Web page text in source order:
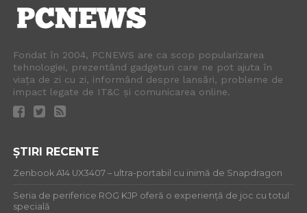
Fondat în 2004, PCNEWS are ca scop popularizarea
tehnologiei, prezentând gadgeturi care ne pot ajuta în
viața de zi cu zi, informând despre lansări, probleme de
impact legate de IT&C și comunicarea online.
ȘTIRI RECENTE
Zenbook A14 UX3407 – ultra-portabil cu inimă de Snapdragon
Seria de periferice ROG KJP oferă o experiență de joc cu totul
specială